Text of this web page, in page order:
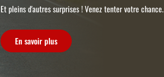
Et pleins d'autres surprises ! Venez tenter votre chance.
En savoir plus